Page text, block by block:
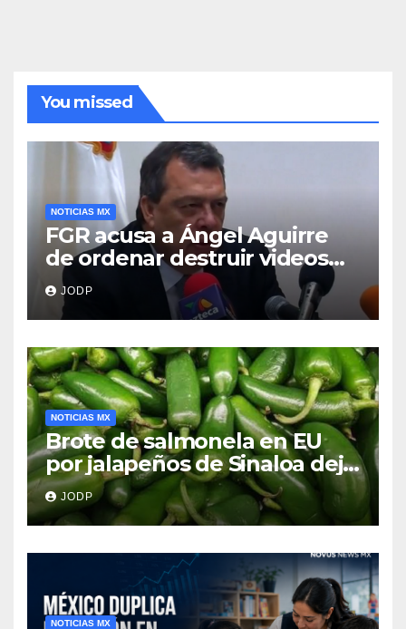
You missed
NOTICIAS MX
FGR acusa a Ángel Aguirre
de ordenar destruir videos
clave del caso Ayotzinapa
JODP
NOTICIAS MX
Brote de salmonela en EU
por jalapeños de Sinaloa deja
345 enfermos y 36
hospitalizados
JODP
NOTICIAS MX